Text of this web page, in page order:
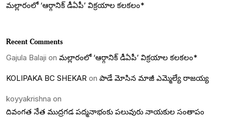
మల్లారంలో ‘ఆర్గానిక్ డీఏపీ’ విక్రయాల కలకలం*
Recent Comments
Gajula Balaji on మల్లారంలో ‘ఆర్గానిక్ డీఏపీ’ విక్రయాల కలకలం*
KOLIPAKA BC SHEKAR on పాడే మోసిన మాజీ ఎమ్మెల్యే రాజయ్య
koyyakrishna on
దివంగత నేత ముద్రగడ పద్మనాభంకు పలువురు నాయకుల సంతాపం